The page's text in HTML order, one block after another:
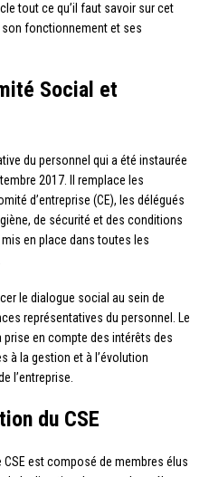
tout ce qu’il faut savoir sur cet
fonctionnement et ses
Social et
du personnel qui a été instaurée
2017. Il remplace les
d’entreprise (CE), les délégués
de sécurité et des conditions
mis en place dans toutes les
le dialogue social au sein de
représentatives du personnel. Le
en compte des intérêts des
à la gestion et à l’évolution
l’entreprise.
du CSE
est composé de membres élus